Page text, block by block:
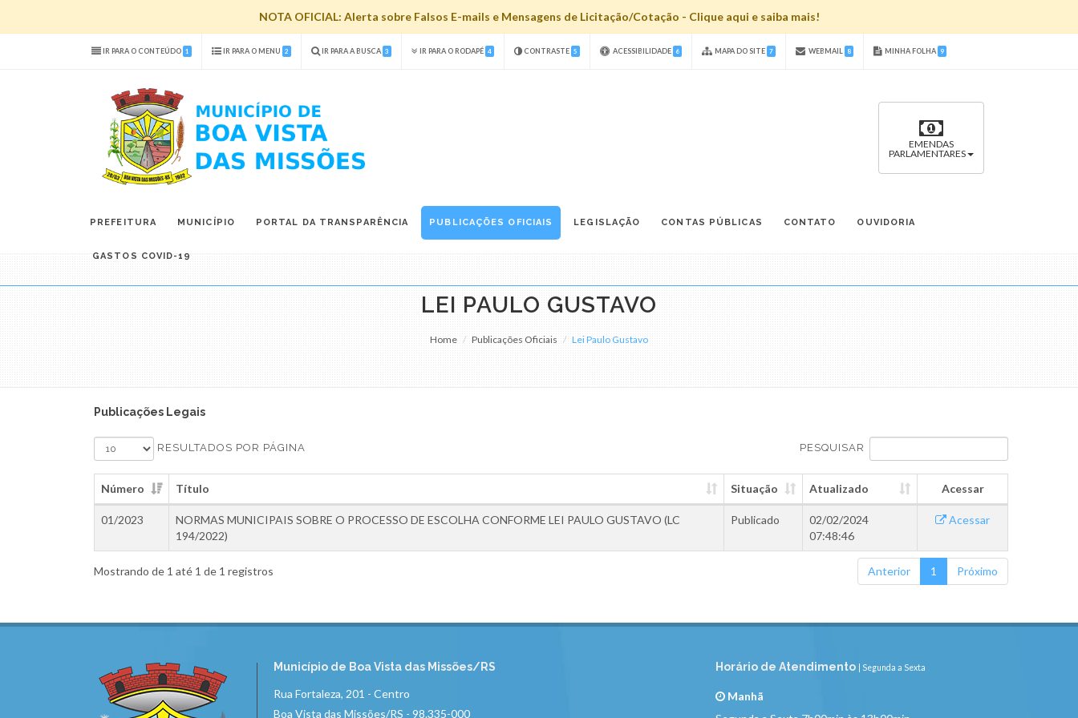
NOTA OFICIAL: Alerta sobre Falsos E-mails e Mensagens de Licitação/Cotação - Clique aqui e saiba mais!
IR PARA O CONTEÚDO 1 IR PARA O MENU 2 IR PARA A BUSCA 3 IR PARA O RODAPÉ 4 CONTRASTE 5 ACESSIBILIDADE 6 MAPA DO SITE 7 WEBMAIL 8 MINHA FOLHA 9
EMENDAS
PARLAMENTARES
PREFEITURA MUNICÍPIO PORTAL DA TRANSPARÊNCIA PUBLICAÇÕES OFICIAIS LEGISLAÇÃO CONTAS PÚBLICAS CONTATO OUVIDORIA
GASTOS COVID-19
LEI PAULO GUSTAVO
Home Publicações Oficiais Lei Paulo Gustavo
Publicações Legais
RESULTADOS POR PÁGINA PESQUISAR
Número Título Situação Atualizado Acessar
01/2023
NORMAS MUNICIPAIS SOBRE O PROCESSO DE ESCOLHA CONFORME LEI PAULO GUSTAVO (LC
194/2022)
Publicado
02/02/2024
07:48:46
Acessar
Mostrando de 1 até 1 de 1 registros Anterior 1 Próximo
Município de Boa Vista das Missões/RS
Rua Fortaleza, 201 - Centro
Boa Vista das Missões/RS - 98.335-000
Horário de Atendimento | Segunda a Sexta
Manhã